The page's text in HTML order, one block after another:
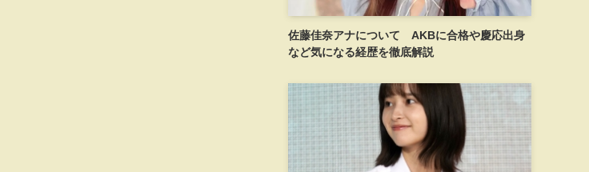
佐藤佳奈アナについて AKBに合格や慶応出身
など気になる経歴を徹底解説